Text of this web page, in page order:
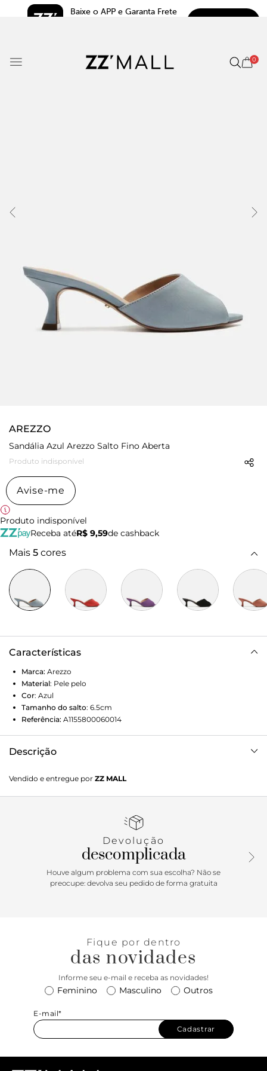
Baixe o APP e Garanta Frete
0
AREZZO
Sandália Azul Arezzo Salto Fino Aberta
Produto indisponível
Avise-me
Produto indisponível
Receba atéR$ 9,59de cashback
Mais 5 cores
Características
Marca: Arezzo
Material: Pele pelo
Cor: Azul
Tamanho do salto: 6.5cm
Referência: A1155800060014
Descrição
folha. Traz tira larga e única sobre o peito do pé. Aberta,
exibe dedos e calcanhar.
A mule surge em versão minimalista e com bico folha,
seguindo as tendências da temporada. O modelo aposta
ainda no salto taça, com formato inusitado e trendy.
Democrática, combina com as mais diversas peças e cria
Vendido e entregue por ZZ MALL
Devolução
descomplicada
Houve algum problema com sua escolha? Não se
preocupe: devolva seu pedido de forma gratuita
Fique por dentro
das novidades
Informe seu e-mail e receba as novidades!
Feminino Masculino Outros
E-mail*
Cadastrar